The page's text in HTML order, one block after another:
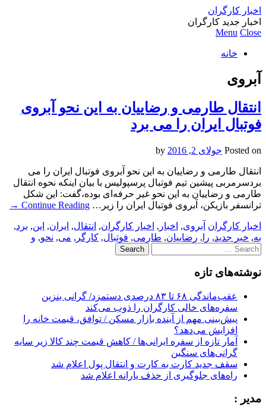
اخبار کارگران
اخبار جدید کارگران
Menu Close
خانه
آبروی
انتقال طارمی و رضاییان به این نحو آبروی
فوتبال ایران را می برد
Posted on جولای 2, 2016
انتقال طارمی و رضاییان به این نحو آبروی فوتبال ایران را می
بردسرمربی پیشین تیم فوتبال پرسپولیس با بیان اینکه نحوه انتقال
طارمی و رضاییان به این نحو غیر حرفه‌ای بوده،گفت: این شکل
ترانسفر بازیکن، آبروی فوتبال ایران را زیر… Continue Reading
→
اخبار کارگران آبروی, اخبار , اخبار کارگران, انتقال, ایران, این, برد,
به, خبر جدید, را , رضاییان, طارمی, فوتبال, کارگر , می, نحو, و
Search
for:
نوشته‌های تازه
عقب‌ماندگی ۶۸ تا ۸۳ درصدی دستمزد/ گرانی بنزین
سفره‌های خالی کارگران را ذوب می‌کند
پیش‌بینی مهم از آینده بازار مسکن / توافق، قیمت خانه را
افزایش می‌دهد؟
آمار تازه از سفره ایرانی‌ها / کاهش قیمت چند کالا زیر سایه
گرانی‌های سنگین
سقف جدید کارت به کارت و انتقال پول اعلام شد
راه‌های جلوگیری از حذف یارانه اعلام شد
مدیر :